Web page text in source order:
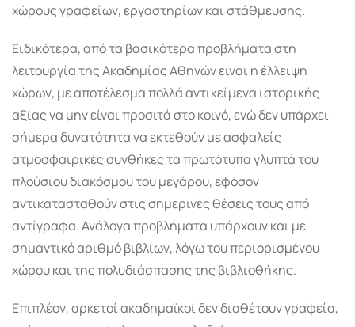
χώρους γραφείων, εργαστηρίων και στάθμευσης.
Ειδικότερα, από τα βασικότερα προβλήματα στη
λειτουργία της Ακαδημίας Αθηνών είναι η έλλειψη
χώρων, με αποτέλεσμα πολλά αντικείμενα ιστορικής
αξίας να μην είναι προσιτά στο κοινό, ενώ δεν υπάρχει
σήμερα δυνατότητα να εκτεθούν με ασφαλείς
ατμοσφαιρικές συνθήκες τα πρωτότυπα γλυπτά του
πλούσιου διακόσμου του μεγάρου, εφόσον
αντικατασταθούν στις σημερινές θέσεις τους από
αντίγραφα. Ανάλογα προβλήματα υπάρχουν και με
σημαντικό αριθμό βιβλίων, λόγω του περιορισμένου
χώρου και της πολυδιάσπασης της βιβλιοθήκης.
Επιπλέον, αρκετοί ακαδημαϊκοί δεν διαθέτουν γραφεία,